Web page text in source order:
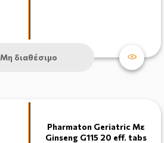
Μη διαθέσιμο
Pharmaton Geriatric Με
Ginseng G115 20 eff. tabs